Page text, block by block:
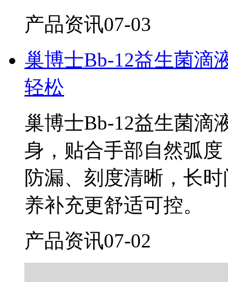
产品资讯07-03
巢博士Bb-12益生菌滴
轻松
巢博士Bb-12益生菌滴
身，贴合手部自然弧
防漏、刻度清晰，长
养补充更舒适可控。
产品资讯07-02